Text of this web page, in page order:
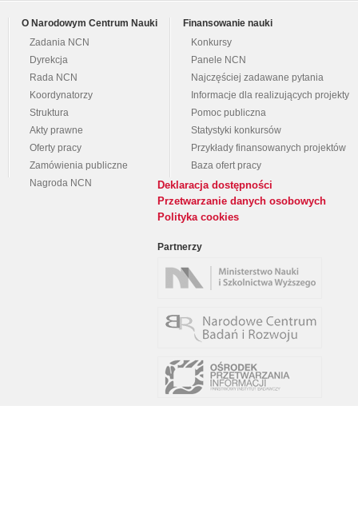
O Narodowym Centrum Nauki
Zadania NCN
Dyrekcja
Rada NCN
Koordynatorzy
Struktura
Akty prawne
Oferty pracy
Zamówienia publiczne
Nagroda NCN
Finansowanie nauki
Konkursy
Panele NCN
Najczęściej zadawane pytania
Informacje dla realizujących projekty
Pomoc publiczna
Statystyki konkursów
Przykłady finansowanych projektów
Baza ofert pracy
Deklaracja dostępności
Przetwarzanie danych osobowych
Polityka cookies
Partnerzy